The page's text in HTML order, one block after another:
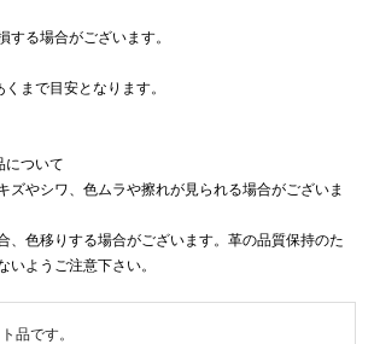
る場合がございます。
まで目安となります。
ついて
ズやシワ、色ムラや擦れが見られる場合がございま
、色移りする場合がございます。革の品質保持のた
いようご注意下さい。
品です。